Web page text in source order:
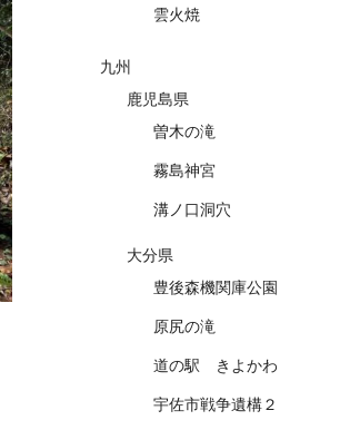
雲火焼
九州
鹿児島県
曽木の滝
霧島神宮
溝ノ口洞穴
大分県
豊後森機関庫公園
原尻の滝
道の駅 きよかわ
宇佐市戦争遺構２